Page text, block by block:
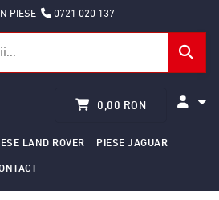
PIESE 0721 020 137
0,00 RON
LAND ROVER PIESE JAGUAR